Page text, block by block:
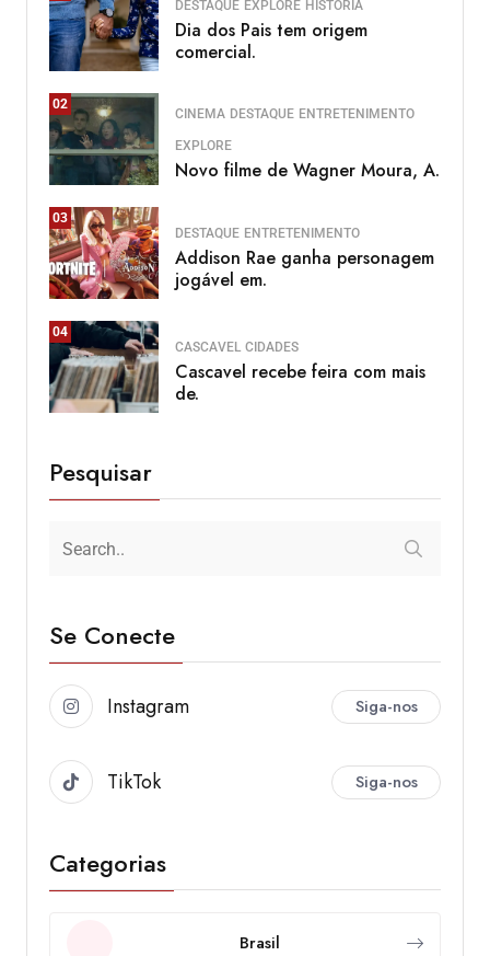
DESTAQUE EXPLORE HISTÓRIA
Dia dos Pais tem origem
comercial.
02
CINEMA DESTAQUE ENTRETENIMENTO
EXPLORE
Novo filme de Wagner Moura, A.
03
DESTAQUE ENTRETENIMENTO
Addison Rae ganha personagem
jogável em.
04
CASCAVEL CIDADES
Cascavel recebe feira com mais
de.
Pesquisar
Se Conecte
Instagram Siga-nos
TikTok Siga-nos
Categorias
Brasil